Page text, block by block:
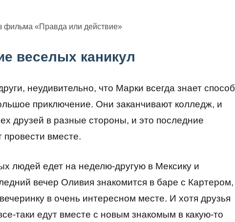
фильма «Правда или действие»
веселых каникул
неудивительно, что Марки всегда знает способ
приключение. Они заканчивают колледж, и
друзей в разные стороны, и это последние
вместе.
людей едет на неделю-другую в Мексику и
вечер Оливия знакомится в баре с Картером,
в очень интересном месте. И хотя друзья
таки едут вместе с новым знакомым в какую-то